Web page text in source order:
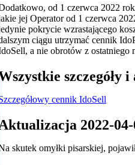
od 1 czerwca 2022
jej Operator od 1 czerwca
pokrycie wzrastającego
ciągu utrzymać cennik
a nie obrotów z ostatniego
szczegóły
cennik IdoSell
2022-04-
skutek omyłki pisarskiej,